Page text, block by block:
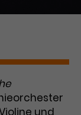
und